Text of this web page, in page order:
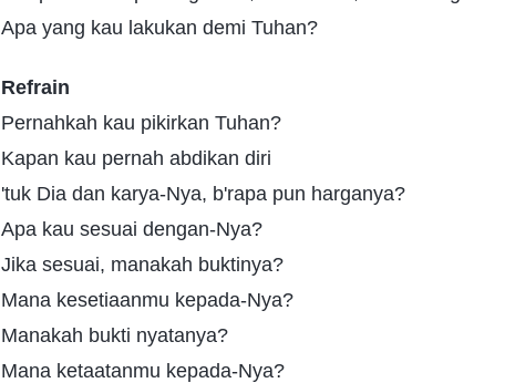
Apa yang kau lakukan demi Tuhan?
Refrain
Pernahkah kau pikirkan Tuhan?
Kapan kau pernah abdikan diri
'tuk Dia dan karya-Nya, b'rapa pun harganya?
Apa kau sesuai dengan-Nya?
Jika sesuai, manakah buktinya?
Mana kesetiaanmu kepada-Nya?
Manakah bukti nyatanya?
Mana ketaatanmu kepada-Nya?